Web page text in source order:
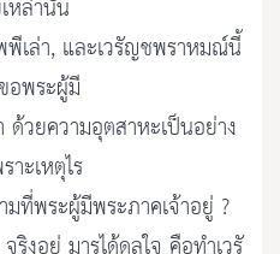
หล่านั้น
เล่า, และเวรัญชพราหมณ์นี้
อพระผู้มี
ด้วยความอุตสาหะเป็นอย่าง
าะเหตุไร
ที่พระผู้มีพระภาคเจ้าอยู่ ?